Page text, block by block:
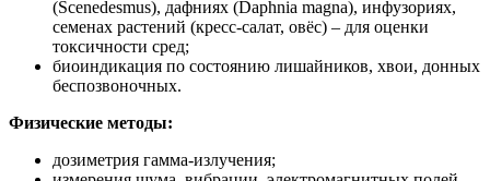
(Scenedesmus), дафниях (Daphnia magna), инфузориях,
семенах растений (кресс-салат, овёс) – для оценки
токсичности сред;
биоиндикация по состоянию лишайников, хвои, донных
беспозвоночных.
Физические методы:
дозиметрия гамма-излучения;